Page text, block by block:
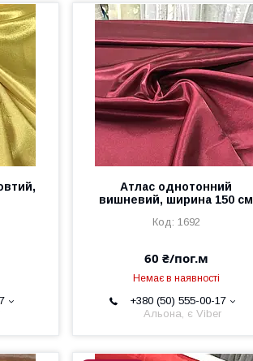
Атлас однотонний
вишневий, ширина 150 см
1692
60 ₴/пог.м
Немає в наявності
+380 (50) 555-00-17
Альона, є Viber